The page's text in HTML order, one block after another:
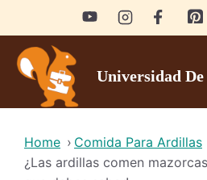
to
content
Universidad
Home › Comida Para Ardillas
¿Las ardillas comen